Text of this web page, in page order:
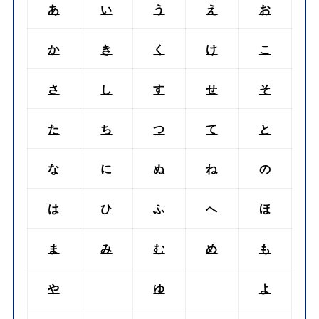
あ い う え お
か き く け こ
さ し す せ そ
た ち つ て と
な に ぬ ね の
は ひ ふ へ ほ
ま み む め も
や ゆ よ